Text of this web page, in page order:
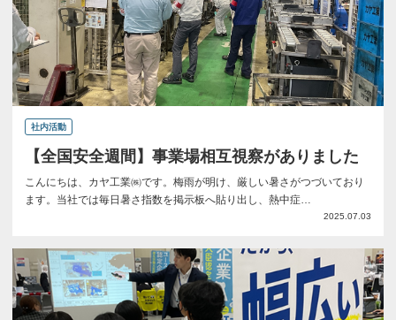
社内活動
【全国安全週間】事業場相互視察がありました
こんにちは、カヤ工業㈱です。梅雨が明け、厳しい暑さがつづいており
ます。当社では毎日暑さ指数を掲示板へ貼り出し、熱中症…
2025.07.03